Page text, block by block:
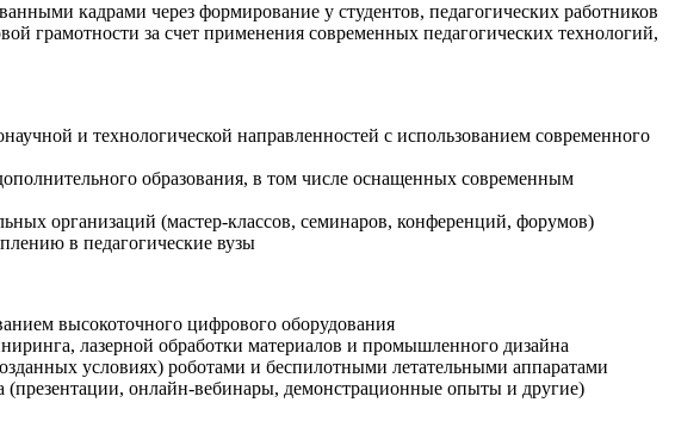
кадрами через формирование у студентов, педагогических работников
грамотности за счет применения современных педагогических технологий,
и технологической направленностей с использованием современного
образования, в том числе оснащенных современным
организаций (мастер-классов, семинаров, конференций, форумов)
в педагогические вузы
высокоточного цифрового оборудования
лазерной обработки материалов и промышленного дизайна
условиях) роботами и беспилотными летательными аппаратами
(презентации, онлайн-вебинары, демонстрационные опыты и другие)